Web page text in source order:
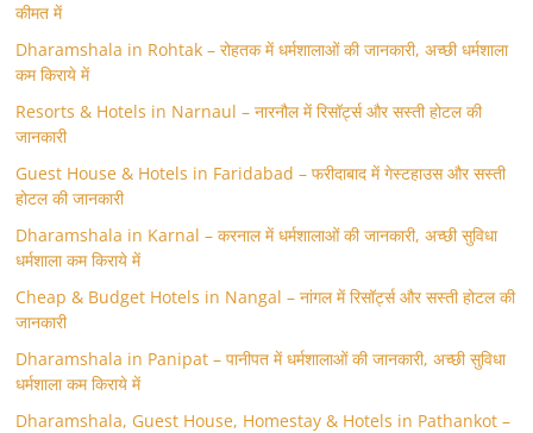
कीमत में
Dharamshala in Rohtak – रोहतक में धर्मशालाओं की जानकारी, अच्छी धर्मशाला
कम किराये में
Resorts & Hotels in Narnaul – नारनौल में रिसॉर्ट्स और सस्ती होटल की
जानकारी
Guest House & Hotels in Faridabad – फरीदाबाद में गेस्टहाउस और सस्ती
होटल की जानकारी
Dharamshala in Karnal – करनाल में धर्मशालाओं की जानकारी, अच्छी सुविधा
धर्मशाला कम किराये में
Cheap & Budget Hotels in Nangal – नांगल में रिसॉर्ट्स और सस्ती होटल की
जानकारी
Dharamshala in Panipat – पानीपत में धर्मशालाओं की जानकारी, अच्छी सुविधा
धर्मशाला कम किराये में
Dharamshala, Guest House, Homestay & Hotels in Pathankot –